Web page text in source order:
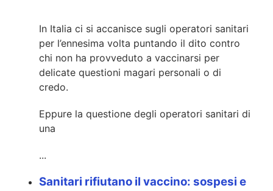
In Italia ci si accanisce sugli operatori sanitari
per l’ennesima volta puntando il dito contro
chi non ha provveduto a vaccinarsi per
delicate questioni magari personali o di
credo.
Eppure la questione degli operatori sanitari di
una
...
Sanitari rifiutano il vaccino: sospesi e